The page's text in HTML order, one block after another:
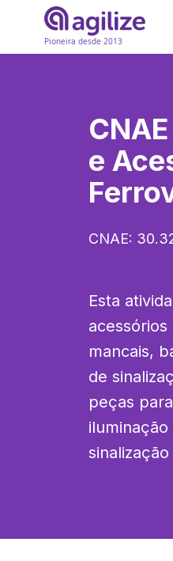
Pioneira desde 2013
e
CNAE:
Esta
mancais,
de
peças